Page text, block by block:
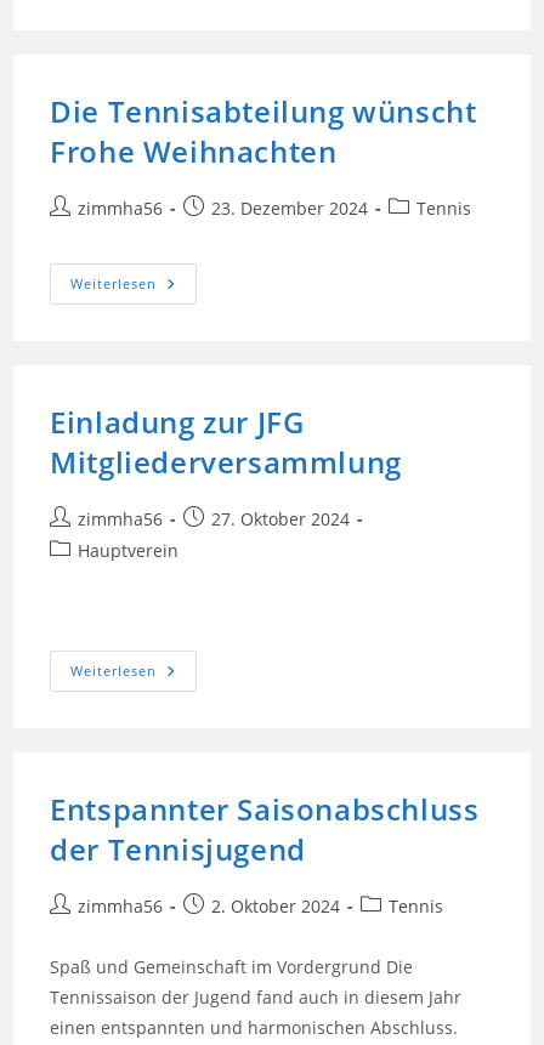
Die Tennisabteilung wünscht
Frohe Weihnachten
Beitrags-
zimmha56
Beitrag23. Dezember 2024
Beitrags-
Tennis
Weiterlesen Die
Tennisabteilung
Einladung zur JFG
Mitgliederversammlung
Beitrags-
Autor:
zimmha56
Beitrag27. Oktober 2024
Beitrags-
Hauptverein
Weiterlesen Einladung
Zur
Entspannter Saisonabschluss
der Tennisjugend
Beitrags-
zimmha56
Beitrag2. Oktober 2024
Beitrags-
Tennis
Spaß und Gemeinschaft im Vordergrund Die
Tennissaison der Jugend fand auch in diesem Jahr
einen entspannten und harmonischen Abschluss.